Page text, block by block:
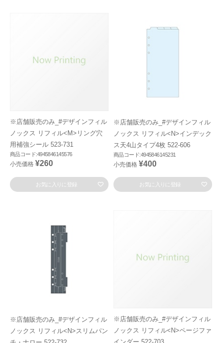
※店舗販売のみ_#デザインフィル
ノックス リフィル<M>リング穴
用補強シール 523-731
商品コード:4945846145576
小売価格 ¥260
お気に入りに登録
※店舗販売のみ_#デザインフィル
ノックス リフィル<N>インデック
ス天4山タイプ4枚 522-606
商品コード:4945846145231
小売価格 ¥400
お気に入りに登録
※店舗販売のみ_#デザインフィル
ノックス リフィル<N>スリムパン
※店舗販売のみ_#デザインフィル
ノックス リフィル<N>ページファ